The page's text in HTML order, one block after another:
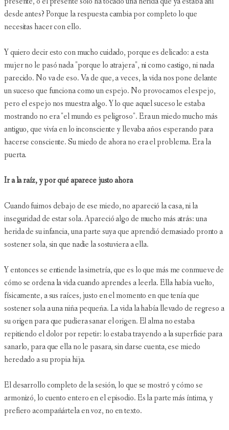
desde antes? Porque la respuesta cambia por completo lo que
necesitas hacer con ello.
Y quiero decir esto con mucho cuidado, porque es delicado: a esta
mujer no le pasó nada "porque lo atrajera", ni como castigo, ni nada
parecido. No va de eso. Va de que, a veces, la vida nos pone delante
un suceso que funciona como un espejo. No provocamos el espejo,
pero el espejo nos muestra algo. Y lo que aquel suceso le estaba
mostrando no era "el mundo es peligroso". Era un miedo mucho más
antiguo, que vivía en lo inconsciente y llevaba años esperando para
hacerse consciente. Su miedo de ahora no era el problema. Era la
puerta.
Ir a la raíz, y por qué aparece justo ahora
Cuando fuimos debajo de ese miedo, no apareció la casa, ni la
inseguridad de estar sola. Apareció algo de mucho más atrás: una
herida de su infancia, una parte suya que aprendió demasiado pronto a
sostener sola, sin que nadie la sostuviera a ella.
Y entonces se entiende la simetría, que es lo que más me conmueve de
cómo se ordena la vida cuando aprendes a leerla. Ella había vuelto,
físicamente, a sus raíces, justo en el momento en que tenía que
sostener sola a una niña pequeña. La vida la había llevado de regreso a
su origen para que pudiera sanar el origen. El alma no estaba
repitiendo el dolor por repetir: lo estaba trayendo a la superficie para
sanarlo, para que ella no le pasara, sin darse cuenta, ese miedo
heredado a su propia hija.
El desarrollo completo de la sesión, lo que se mostró y cómo se
armonizó, lo cuento entero en el episodio. Es la parte más íntima, y
prefiero acompañártela en voz, no en texto.